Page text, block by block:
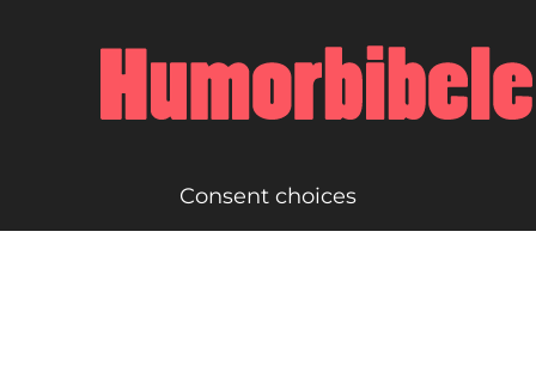
Consent choices